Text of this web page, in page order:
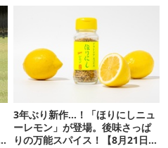
3年ぶり新作…！「ほりにしニュ
ーレモン」が登場。後味さっぱ
りの万能スパイス！【8月21日発